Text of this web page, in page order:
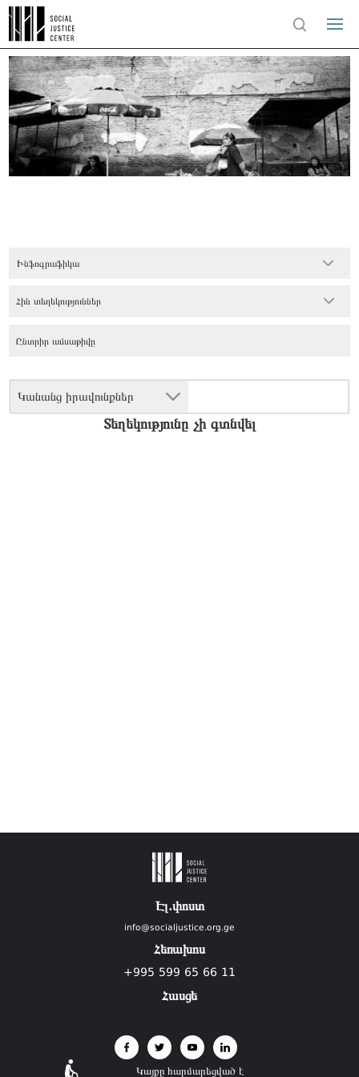
Ինֆոգրաֆիկա
Կանանց իրավունքներ
Հին տեղեկություններ
Տեղեկությունը չի գտնվել
Էլ.փոստ
info@socialjustice.org.ge
Հեռախոս
+995 599 65 66 11
Հասցե
Կայքը հարմարեցված է